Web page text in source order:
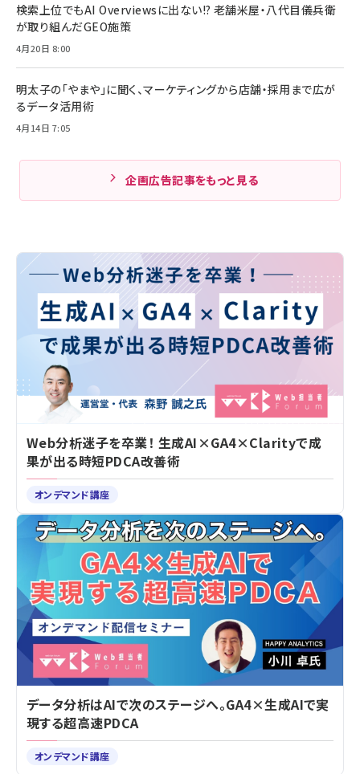
検索上位でもAI Overviewsに出ない!? 老舗米屋・八代目儀兵衛
が取り組んだGEO施策
4月20日 8:00
明太子の「やまや」に聞く、マーケティングから店舗・採用まで広が
るデータ活用術
4月14日 7:05
企画広告記事をもっと見る
Web分析迷子を卒業！ 生成AI×GA4×Clarityで成
果が出る時短PDCA改善術
オンデマンド講座
データ分析はAIで次のステージへ。GA4×生成AIで実
現する超高速PDCA
オンデマンド講座